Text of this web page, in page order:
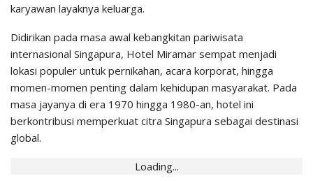
karyawan layaknya keluarga.
Didirikan pada masa awal kebangkitan pariwisata
internasional Singapura, Hotel Miramar sempat menjadi
lokasi populer untuk pernikahan, acara korporat, hingga
momen-momen penting dalam kehidupan masyarakat. Pada
masa jayanya di era 1970 hingga 1980-an, hotel ini
berkontribusi memperkuat citra Singapura sebagai destinasi
global.
Loading...